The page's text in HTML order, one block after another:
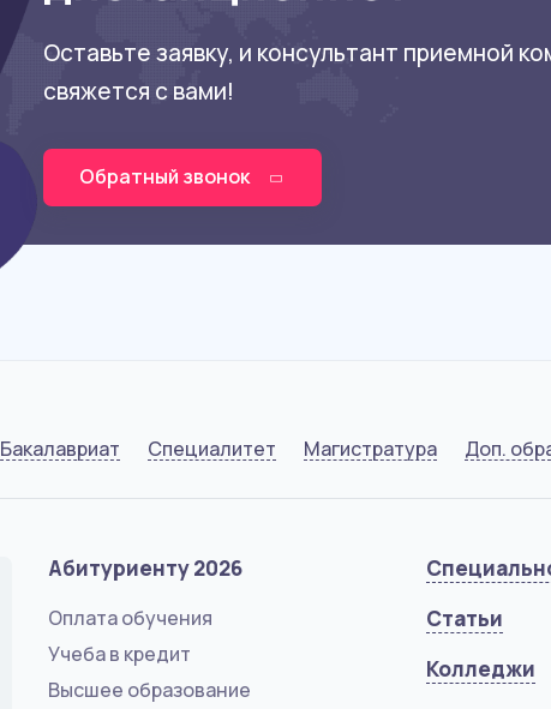
Оставьте заявку, и консультант приемной
свяжется с вами!
Обратный звонок
Бакалавриат Специалитет Магистратура Доп.
Абитуриенту 2026
Оплата обучения
Учеба в кредит
Высшее образование
Статьи
Колледжи